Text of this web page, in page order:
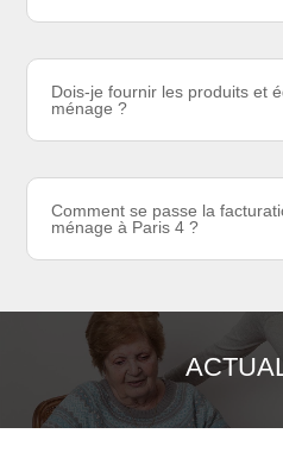
Dois-je fournir les produits et
ménage ?
Comment se passe la
ménage à Paris 4 ?